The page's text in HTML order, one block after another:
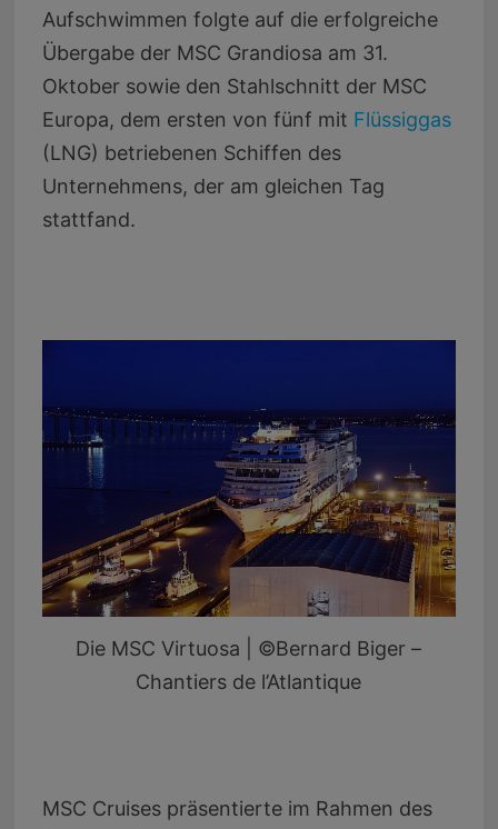
Aufschwimmen folgte auf die erfolgreiche
Übergabe der MSC Grandiosa am 31.
Oktober sowie den Stahlschnitt der MSC
Europa, dem ersten von fünf mit Flüssiggas
(LNG) betriebenen Schiffen des
Unternehmens, der am gleichen Tag
stattfand.
Die MSC Virtuosa | ©Bernard Biger –
Chantiers de l’Atlantique
MSC Cruises präsentierte im Rahmen des